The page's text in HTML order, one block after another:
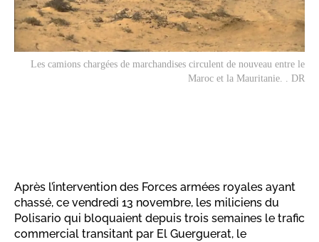
Les camions chargées de marchandises circulent de nouveau entre le
Maroc et la Mauritanie. . DR
Après l’intervention des Forces armées royales ayant
chassé, ce vendredi 13 novembre, les miliciens du
Polisario qui bloquaient depuis trois semaines le trafic
commercial transitant par El Guerguerat, le